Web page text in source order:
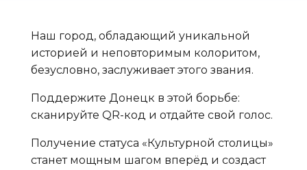
Наш город, обладающий уникальной
историей и неповторимым колоритом,
безусловно, заслуживает этого звания.
Поддержите Донецк в этой борьбе:
сканируйте QR-код и отдайте свой голос.
Получение статуса «Культурной столицы»
станет мощным шагом вперёд и создаст